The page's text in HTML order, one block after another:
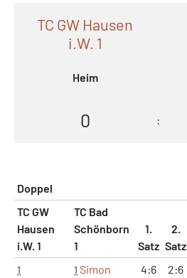
TC GW Hausen
i.W. 1
Heim
0 :
Doppel
TC GW
Hausen
i.W. 1
TC Bad
Schönborn
1
1.
Satz
2.
Satz
1 1 Simon
4:6 2:6